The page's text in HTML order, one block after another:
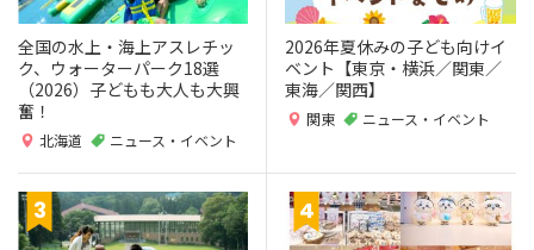
全国の水上・海上アスレチッ
ク、ウォーターパーク18選
（2026）子どもも大人も大興
奮！
北海道 ニュース・イベント
2026年夏休みの子ども向けイ
ベント【東京・横浜／関東／
東海／関西】
関東 ニュース・イベント